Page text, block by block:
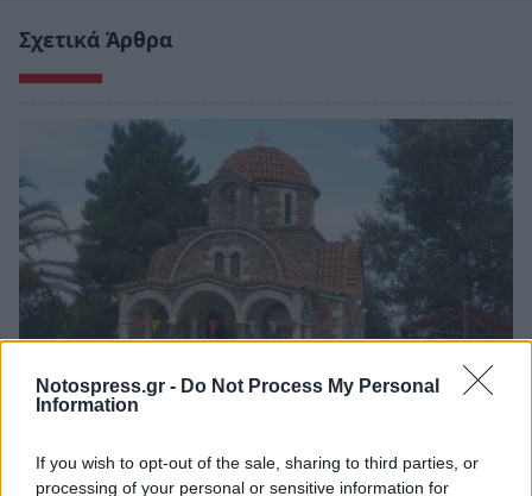
Notospress.gr - Do Not Process My Personal
Information
If you wish to opt-out of the sale, sharing to third parties, or
processing of your personal or sensitive information for
Σχετικά Άρθρα
Ασύλου Ανιάτων «Άγιος Παντελεήμων»